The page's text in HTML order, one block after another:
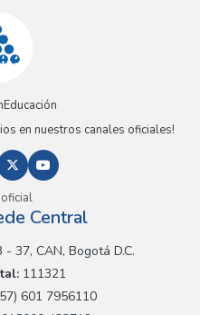
en nuestros canales oficiales!
Central
37, CAN, Bogotá D.C.
111321
601 7956110